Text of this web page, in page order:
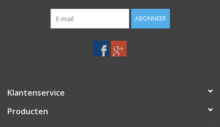
ABONNEER
Klantenservice
Producten